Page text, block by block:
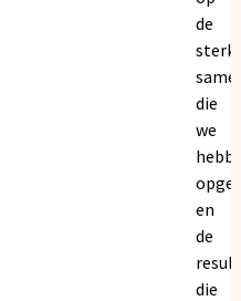
de
die
we
en
de
die